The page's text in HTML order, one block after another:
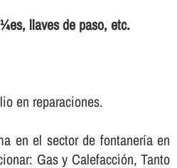
llaves de paso, etc.
en reparaciones.
en el sector de fontanerí­a en
Gas y Calefacción, Tanto